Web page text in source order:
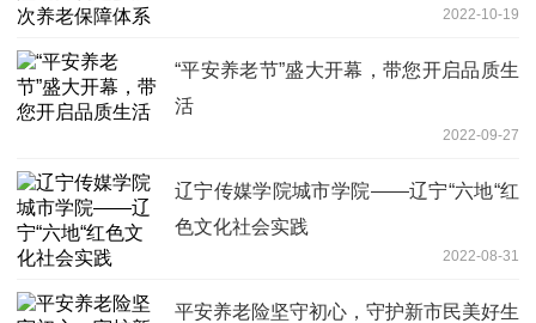
2022-10-19
“平安养老节”盛大开幕，带您开启品质生
活
2022-09-27
辽宁传媒学院城市学院——辽宁“六地“红
色文化社会实践
2022-08-31
平安养老险坚守初心，守护新市民美好生